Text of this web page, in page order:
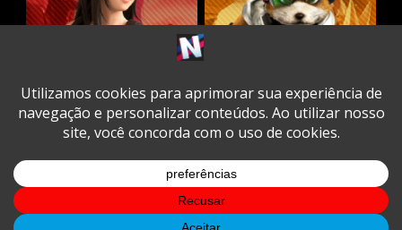
TwitterFacebook
Instagram
YoutubeSpotifyCookie
Policy
Copyright © All rights reserved.